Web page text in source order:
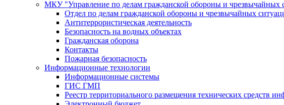
МКУ "Управление по делам гражданской обороны и чрезвычайных
Отдел по делам гражданской обороны и чрезвычайных
Антитеррористическая деятельность
Безопасность на водных объектах
Гражданская оборона
Контакты
Пожарная безопасность
Информационные технологии
Информационные системы
ГИС ГМП
Реестр территориального размещения технических средств